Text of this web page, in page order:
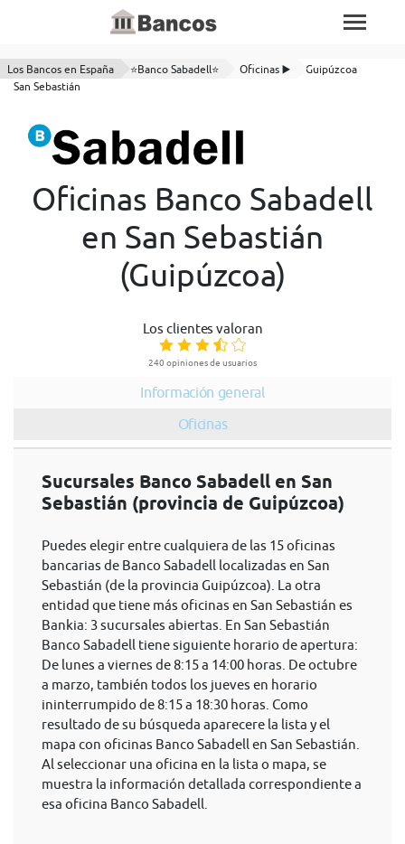
Los Bancos en España ⭐Banco Sabadell⭐ Oficinas ▶️
Guipúzcoa
San Sebastián
Oficinas Banco Sabadell
en San Sebastián
(Guipúzcoa)
Los clientes valoran
240 opiniones de usuarios
Información general
Oficinas
Sucursales Banco Sabadell en San
Sebastián (provincia de Guipúzcoa)
Puedes elegir entre cualquiera de las 15 oficinas
bancarias de Banco Sabadell localizadas en San
Sebastián (de la provincia Guipúzcoa). La otra
entidad que tiene más oficinas en San Sebastián es
Bankia: 3 sucursales abiertas. En San Sebastián
Banco Sabadell tiene siguiente horario de apertura:
De lunes a viernes de 8:15 a 14:00 horas. De octubre
a marzo, también todos los jueves en horario
ininterrumpido de 8:15 a 18:30 horas. Como
resultado de su búsqueda aparecere la lista y el
mapa con oficinas Banco Sabadell en San Sebastián.
Al seleccionar una oficina en la lista o mapa, se
muestra la información detallada correspondiente a
esa oficina Banco Sabadell.